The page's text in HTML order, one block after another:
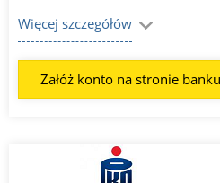
Więcej szczegółów
Załóż konto na stronie banku